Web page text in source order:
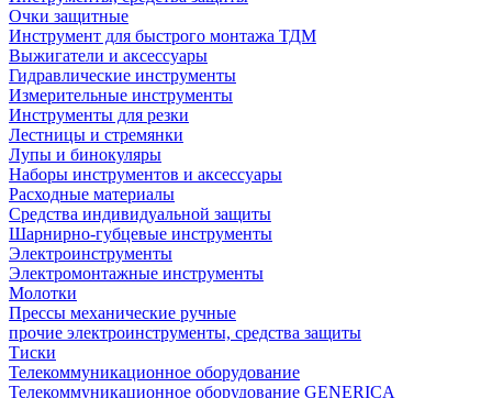
Очки защитные
Инструмент для быстрого монтажа ТДМ
Выжигатели и аксессуары
Гидравлические инструменты
Измерительные инструменты
Инструменты для резки
Лестницы и стремянки
Лупы и бинокуляры
Наборы инструментов и аксессуары
Расходные материалы
Средства индивидуальной защиты
Шарнирно-губцевые инструменты
Электроинструменты
Электромонтажные инструменты
Молотки
Прессы механические ручные
прочие электроинструменты, средства защиты
Тиски
Телекоммуникационное оборудование
Телекоммуникационное оборудование GENERICA